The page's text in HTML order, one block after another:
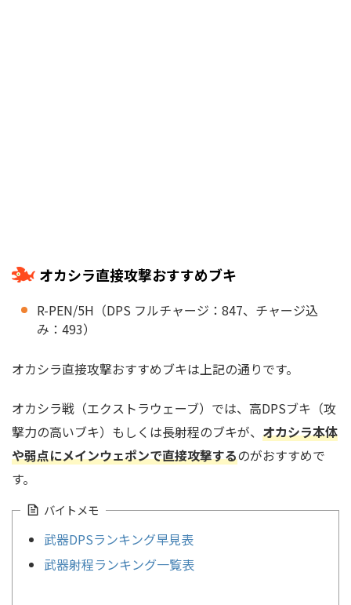
オカシラ直接攻撃おすすめブキ
R-PEN/5H（DPS フルチャージ：847、チャージ込
み：493）
オカシラ直接攻撃おすすめブキは上記の通りです。
オカシラ戦（エクストラウェーブ）では、高DPSブキ（攻
撃力の高いブキ）もしくは長射程のブキが、 オカシラ本体
や弱点にメインウェポンで直接攻撃するのがおすすめで
す。
バイトメモ
武器DPSランキング早見表
武器射程ランキング一覧表